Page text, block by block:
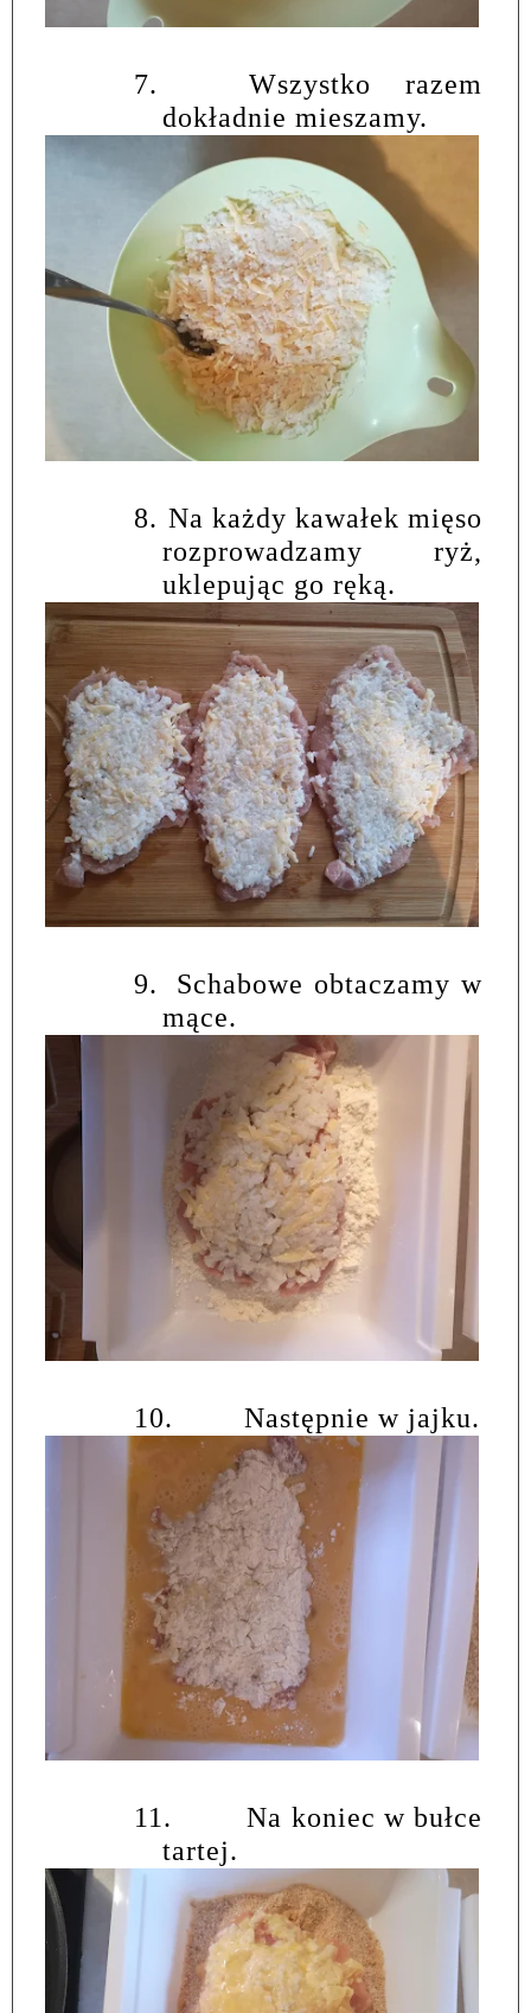
7.
Wszystko razem
dokładnie mieszamy.
8. Na każdy kawałek mięso
rozprowadzamy ryż,
uklepując go ręką.
9.
Schabowe obtaczamy w
mące.
10. Następnie w jajku.
11.
Na koniec w bułce
tartej.